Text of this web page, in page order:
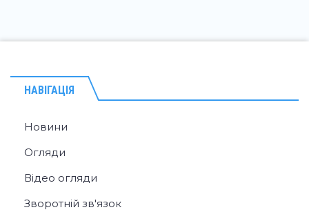
НАВІГАЦІЯ
Новини
Огляди
Відео огляди
Зворотній зв'язок